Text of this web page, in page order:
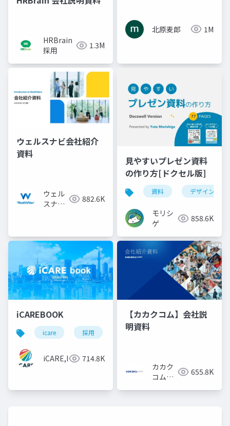
HRBrain
採用
1.3M
北原麦郎 1M
ウェルスナビ会社紹介
資料
ウェル
スナビ
882.6K
見やすいプレゼン資料
の作り方[ドクセル版]
資料 デザイン
モリシ
ゲ
858.6K
iCAREBOOK
icare 採用 カルチャーデック
iCARE,Inc 714.8K
【カカクコム】会社説
明資料
カカク
コム採
655.8K